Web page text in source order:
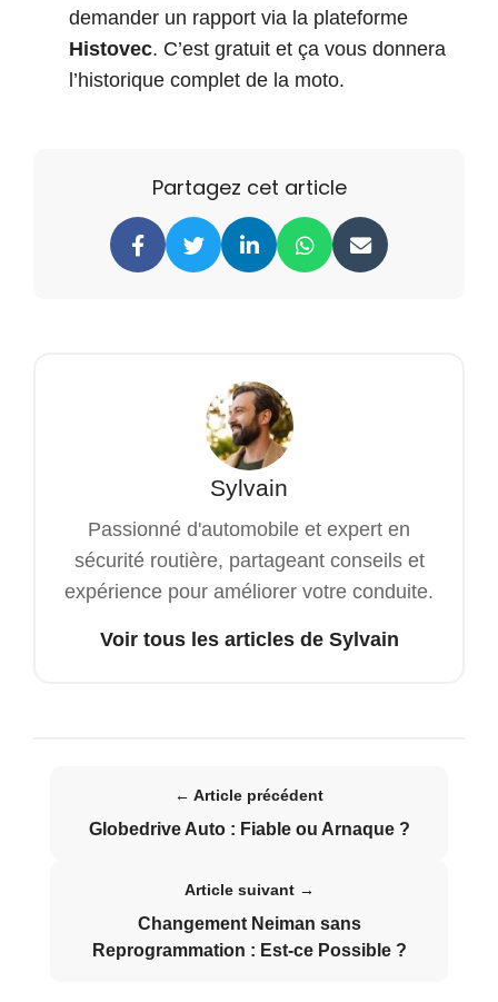
demander un rapport via la plateforme
Histovec. C’est gratuit et ça vous donnera
l’historique complet de la moto.
Partagez cet article
Sylvain
Passionné d'automobile et expert en
sécurité routière, partageant conseils et
expérience pour améliorer votre conduite.
Voir tous les articles de Sylvain
← Article précédent
Globedrive Auto : Fiable ou Arnaque ?
Article suivant →
Changement Neiman sans
Reprogrammation : Est-ce Possible ?